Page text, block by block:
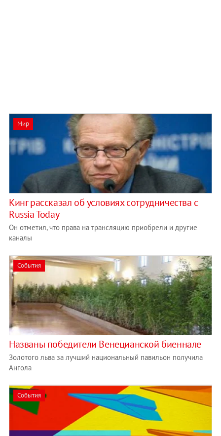
Мир
Кинг рассказал об условиях сотрудничества с
Russia Today
Он отметил, что права на трансляцию приобрели и другие
каналы
События
Названы победители Венецианской биеннале
Золотого льва за лучший национальный павильон получила
Ангола
События